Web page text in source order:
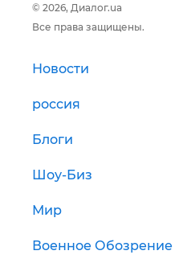
© 2026, Диалог.ua
Все права защищены.
Новости
россия
Блоги
Шоу-Биз
Мир
Военное Обозрение